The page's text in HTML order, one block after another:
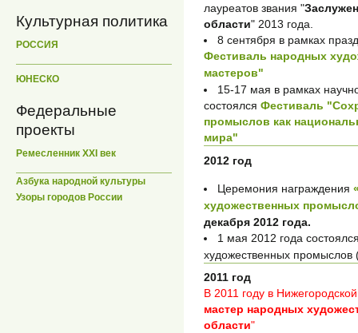
Культурная политика
РОССИЯ
ЮНЕСКО
Федеральные
проекты
Ремесленник XXI век
Азбука народной культуры
Узоры городов России
лауреатов звания "
области" 2013 года.
8 сентября в рамках
Фестиваль народных
мастеров"
15-17 мая в рамках
состоялся Фестиваль
промыслов как
мира"
2012 год
Церемония награждения
художественных
декабря 2012 года.
1 мая 2012 года
художественных промыслов
2011 год
В 2011 году в
мастер народных
области"